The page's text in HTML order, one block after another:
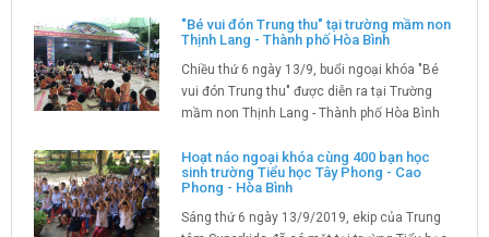
"Bé vui đón Trung thu" tại trường mầm non
Thịnh Lang - Thành phố Hòa Bình
Chiều thứ 6 ngày 13/9, buổi ngoại khóa "Bé
vui đón Trung thu" được diễn ra tại Trường
mầm non Thịnh Lang - Thành phố Hòa Bình
Hoạt náo ngoại khóa cùng 400 bạn học
sinh trường Tiểu học Tây Phong - Cao
Phong - Hòa Bình
Sáng thứ 6 ngày 13/9/2019, ekip của Trung